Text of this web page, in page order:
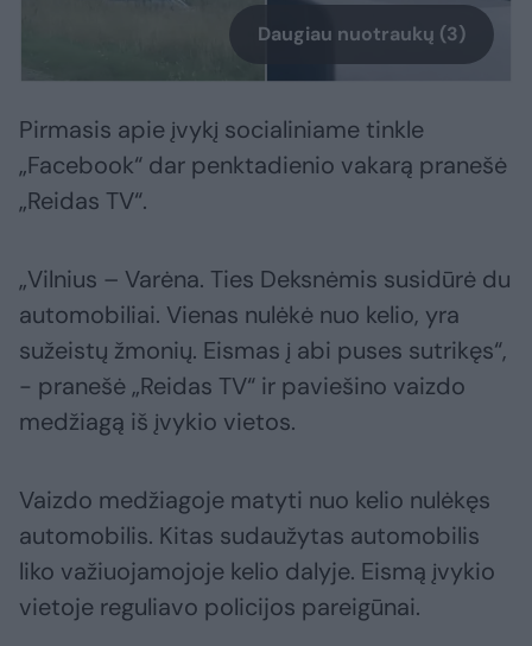
Daugiau nuotraukų (3)
Pirmasis apie įvykį socialiniame tinkle
„Facebook“ dar penktadienio vakarą pranešė
„Reidas TV“.
„Vilnius – Varėna. Ties Deksnėmis susidūrė du
automobiliai. Vienas nulėkė nuo kelio, yra
sužeistų žmonių. Eismas į abi puses sutrikęs“,
- pranešė „Reidas TV“ ir paviešino vaizdo
medžiagą iš įvykio vietos.
Vaizdo medžiagoje matyti nuo kelio nulėkęs
automobilis. Kitas sudaužytas automobilis
liko važiuojamojoje kelio dalyje. Eismą įvykio
vietoje reguliavo policijos pareigūnai.